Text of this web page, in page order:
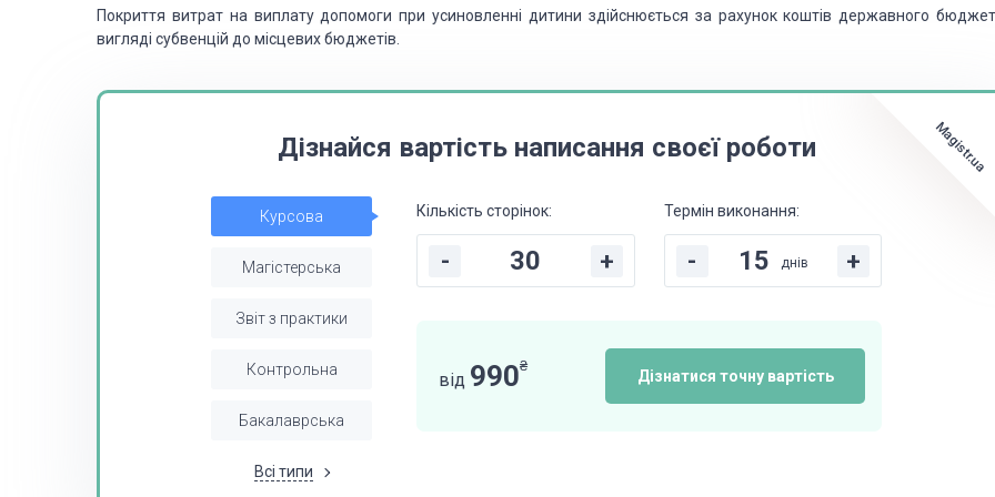
Покриття витрат на виплату допомоги при усиновленні дитини здійснюється за рахунок коштів державного
вигляді субвенцій до місцевих бюджетів.
Magistr.ua
Дізнайся вартість написання своєї роботи
Курсова
Магістерська
Звіт з практики
Контрольна
Бакалаврська
Всі типи
Кількість сторінок:
- +
Термін виконання:
- днів +
від 990₴
Дізнатися точну вартість